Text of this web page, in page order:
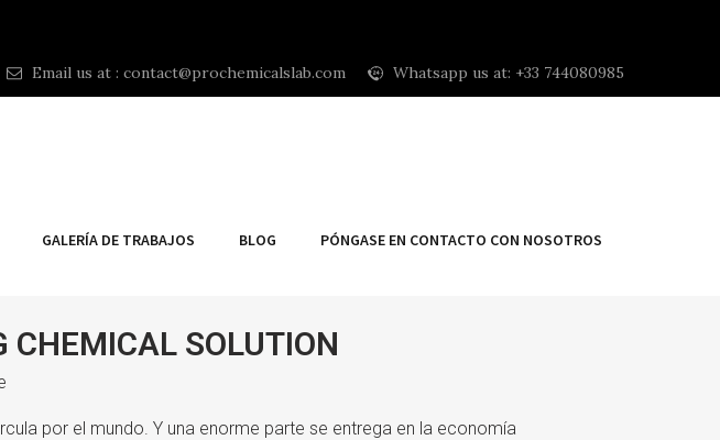
Email us at : contact@prochemicalslab.com Whatsapp us at: +33 744080985
GALERÍA DE TRABAJOS BLOG PÓNGASE EN CONTACTO CON NOSOTROS
CHEMICAL SOLUTION
por el mundo. Y una enorme parte se entrega en la economía